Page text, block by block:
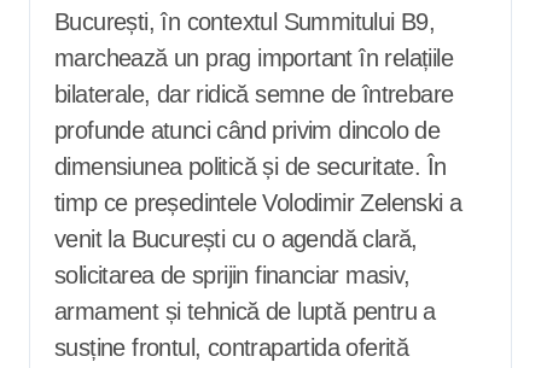
București, în contextul Summitului B9,
marchează un prag important în relațiile
bilaterale, dar ridică semne de întrebare
profunde atunci când privim dincolo de
dimensiunea politică și de securitate. În
timp ce președintele Volodimir Zelenski a
venit la București cu o agendă clară,
solicitarea de sprijin financiar masiv,
armament și tehnică de luptă pentru a
susține frontul, contrapartida oferită